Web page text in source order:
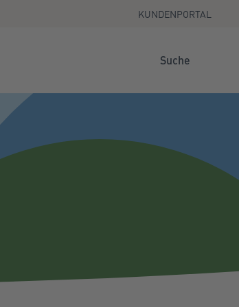
KUNDENPORTAL
Suche